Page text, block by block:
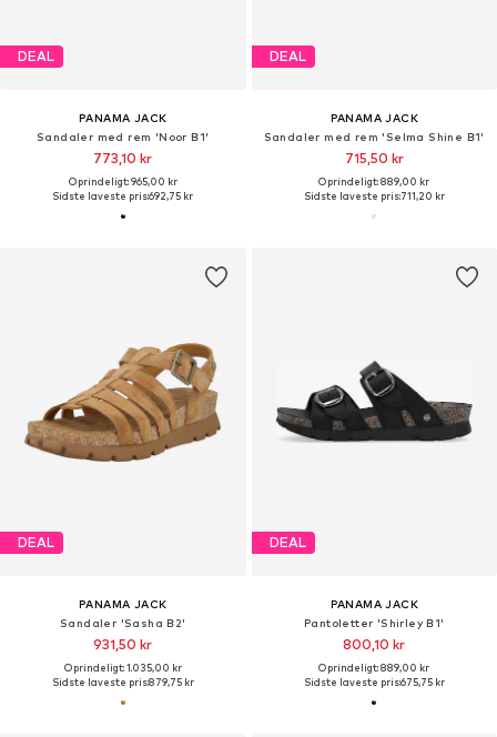
DEAL
PANAMA JACK
Sandaler med rem 'Noor B1'
773,10 kr
Oprindeligt: 965,00 kr
Sidste laveste pris:692,75 kr
DEAL
PANAMA JACK
Sandaler med rem 'Selma Shine B1'
715,50 kr
Oprindeligt: 889,00 kr
Sidste laveste pris:711,20 kr
DEAL
PANAMA JACK
Sandaler 'Sasha B2'
931,50 kr
Oprindeligt: 1.035,00 kr
Sidste laveste pris:879,75 kr
DEAL
PANAMA JACK
Pantoletter 'Shirley B1'
800,10 kr
Oprindeligt: 889,00 kr
Sidste laveste pris:675,75 kr